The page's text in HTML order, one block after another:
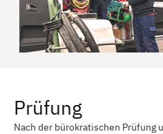
Prüfung
Nach der bürokratischen Prüfung